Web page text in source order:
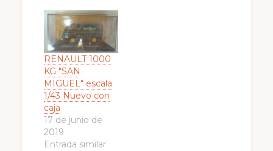
RENAULT 1000
KG "SAN
MIGUEL" escala
1/43 Nuevo con
caja
17 de junio de
2019
Entrada similar